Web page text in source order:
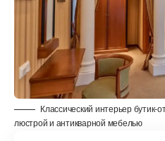
Классический интерьер бутик-
люстрой и антикварной мебелью